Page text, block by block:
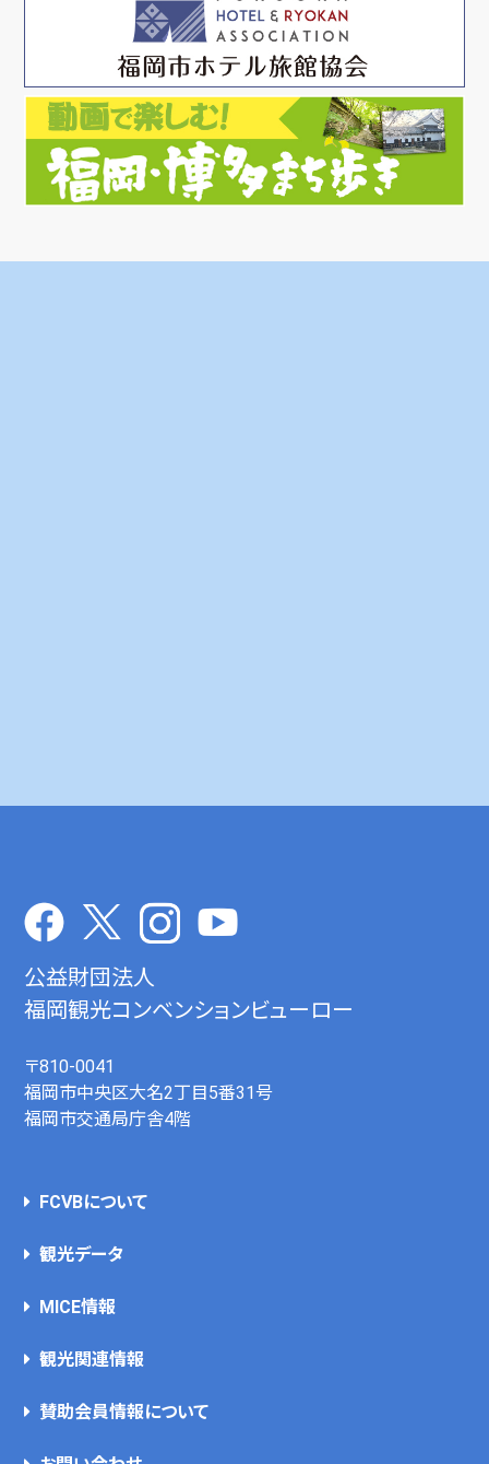
公益財団法人
福岡観光コンベンションビューロー
〒810-0041
福岡市中央区大名2丁目5番31号
福岡市交通局庁舎4階
FCVBについて
観光データ
MICE情報
観光関連情報
賛助会員情報について